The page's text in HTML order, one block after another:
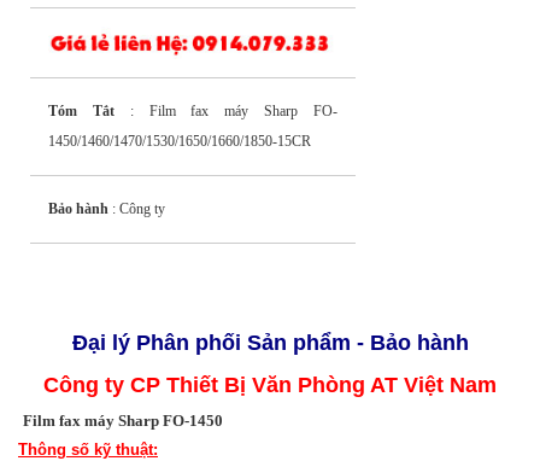
Tóm Tắt: Film fax máy Sharp FO-
1450/1460/1470/1530/1650/1660/1850-15CR
Bảo hành : Công ty
Đại lý Phân phối Sản phẩm - Bảo hành
Công ty CP Thiết Bị Văn Phòng AT Việt Nam
Film fax máy Sharp FO-1450
Thông số kỹ thuật: